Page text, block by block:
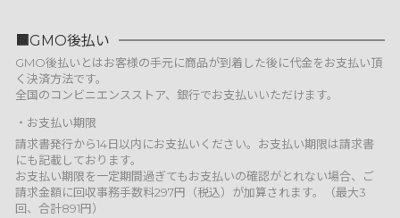
GMO後払い
GMO後払いとはお客様の手元に商品が到着した後に代金をお支払い頂
く決済方法です。
全国のコンビニエンスストア、銀行でお支払いいただけます。
お支払い期限
請求書発行から14日以内にお支払いください。お支払い期限は請求書
にも記載しております。
お支払い期限を一定期間過ぎてもお支払いの確認がとれない場合、ご
請求金額に回収事務手数料297円（税込）が加算されます。（最大3
回、合計891円）